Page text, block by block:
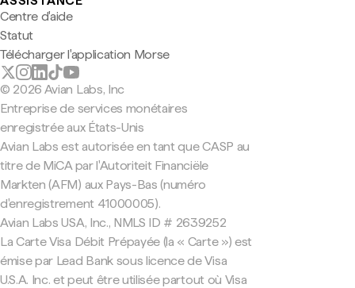
Centre d'aide
Statut
Télécharger l'application Morse
© 2026 Avian Labs, Inc
Entreprise de services monétaires
enregistrée aux États-Unis
Avian Labs est autorisée en tant que CASP au
titre de MiCA par l'Autoriteit Financiële
Markten (AFM) aux Pays-Bas (numéro
d'enregistrement 41000005).
Avian Labs USA, Inc., NMLS ID # 2639252
La Carte Visa Débit Prépayée (la « Carte ») est
émise par Lead Bank sous licence de Visa
U.S.A. Inc. et peut être utilisée partout où Visa